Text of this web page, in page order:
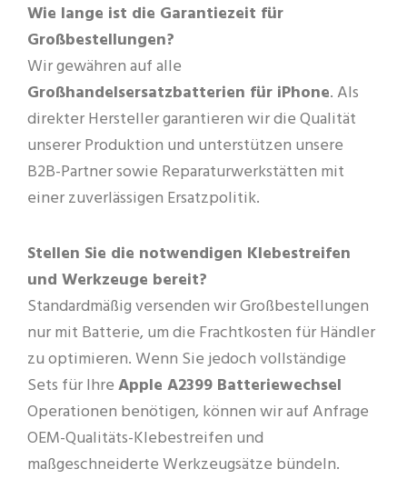
Wie lange ist die Garantiezeit für
Großbestellungen?
Wir gewähren auf alle
Großhandelsersatzbatterien für iPhone. Als
direkter Hersteller garantieren wir die Qualität
unserer Produktion und unterstützen unsere
B2B-Partner sowie Reparaturwerkstätten mit
einer zuverlässigen Ersatzpolitik.
Stellen Sie die notwendigen Klebestreifen
und Werkzeuge bereit?
Standardmäßig versenden wir Großbestellungen
nur mit Batterie, um die Frachtkosten für Händler
zu optimieren. Wenn Sie jedoch vollständige
Sets für IhreApple A2399 Batteriewechsel
Operationen benötigen, können wir auf Anfrage
OEM-Qualitäts-Klebestreifen und
maßgeschneiderte Werkzeugsätze bündeln.